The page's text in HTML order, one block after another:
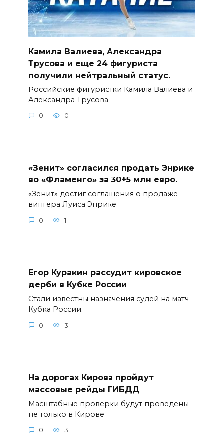
Камила Валиева, Александра
Трусова и еще 24 фигуриста
получили нейтральный статус.
Российские фигуристки Камила Валиева и
Александра Трусова
0 0
«Зенит» согласился продать Энрике
во «Фламенго» за 30+5 млн евро.
«Зенит» достиг соглашения о продаже
вингера Луиса Энрике
0 1
Егор Куракин рассудит кировское
дерби в Кубке России
Стали известны назначения судей на матч
Кубка России.
0 3
На дорогах Кирова пройдут
массовые рейды ГИБДД
Масштабные проверки будут проведены
не только в Кирове
0 3